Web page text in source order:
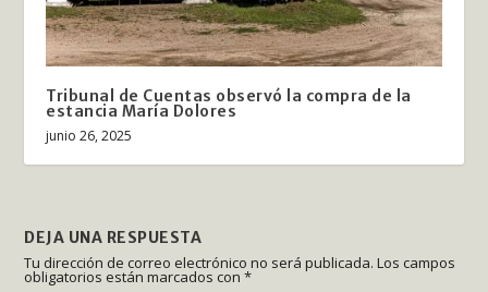
Tribunal de Cuentas observó la compra de la
estancia María Dolores
junio 26, 2025
DEJA UNA RESPUESTA
Tu dirección de correo electrónico no será publicada. Los campos
obligatorios están marcados con*